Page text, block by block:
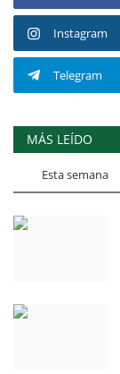
Instagram
Telegram
MÁS LEÍDO
Esta semana